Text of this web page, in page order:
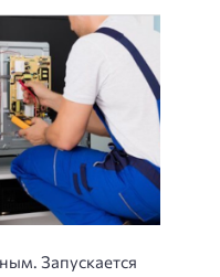
Запускается